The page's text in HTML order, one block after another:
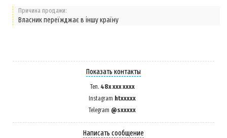
Причина продажи:
Власник переїжджає в іншу країну
Показать контакты
Тел. 48x xxx xxxx
Instagram htxxxxx
Telegram @sxxxxx
Написать сообщение